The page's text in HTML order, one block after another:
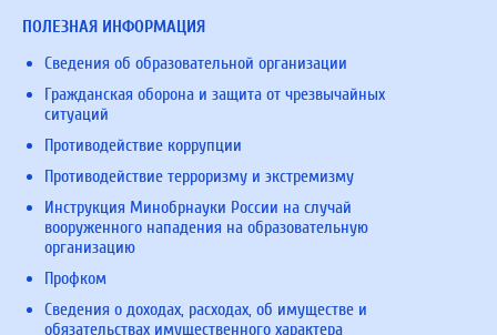
ПОЛЕЗНАЯ ИНФОРМАЦИЯ
Сведения об образовательной организации
Гражданская оборона и защита от чрезвычайных
ситуаций
Противодействие коррупции
Противодействие терроризму и экстремизму
Инструкция Минобрнауки России на случай
вооруженного нападения на образовательную
организацию
Профком
Сведения о доходах, расходах, об имуществе и
обязательствах имущественного характера